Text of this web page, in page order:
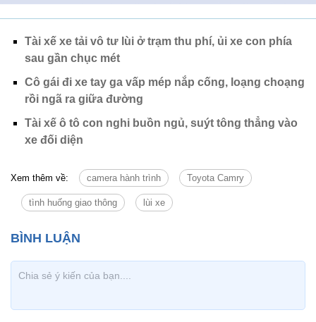
Tài xế xe tải vô tư lùi ở trạm thu phí, ủi xe con phía
sau gần chục mét
Cô gái đi xe tay ga vấp mép nắp cống, loạng choạng
rồi ngã ra giữa đường
Tài xế ô tô con nghi buồn ngủ, suýt tông thẳng vào
xe đối diện
Xem thêm về: camera hành trình Toyota Camry
tình huống giao thông lùi xe